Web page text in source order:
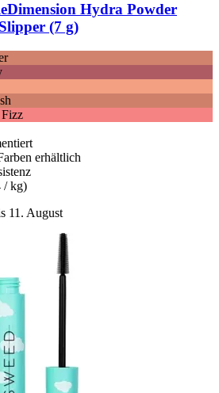
Hydra Powder
(7 g)
Fizz
erhältlich
/ kg)
11. August